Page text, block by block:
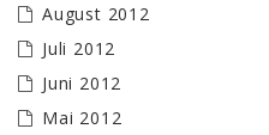
August 2012
Juli 2012
Juni 2012
Mai 2012